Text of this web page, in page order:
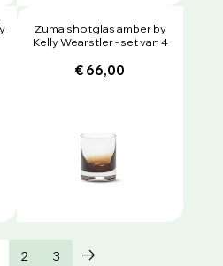
Zuma shotglas amber by
Kelly Wearstler - set van 4
€ 66,00
2 3